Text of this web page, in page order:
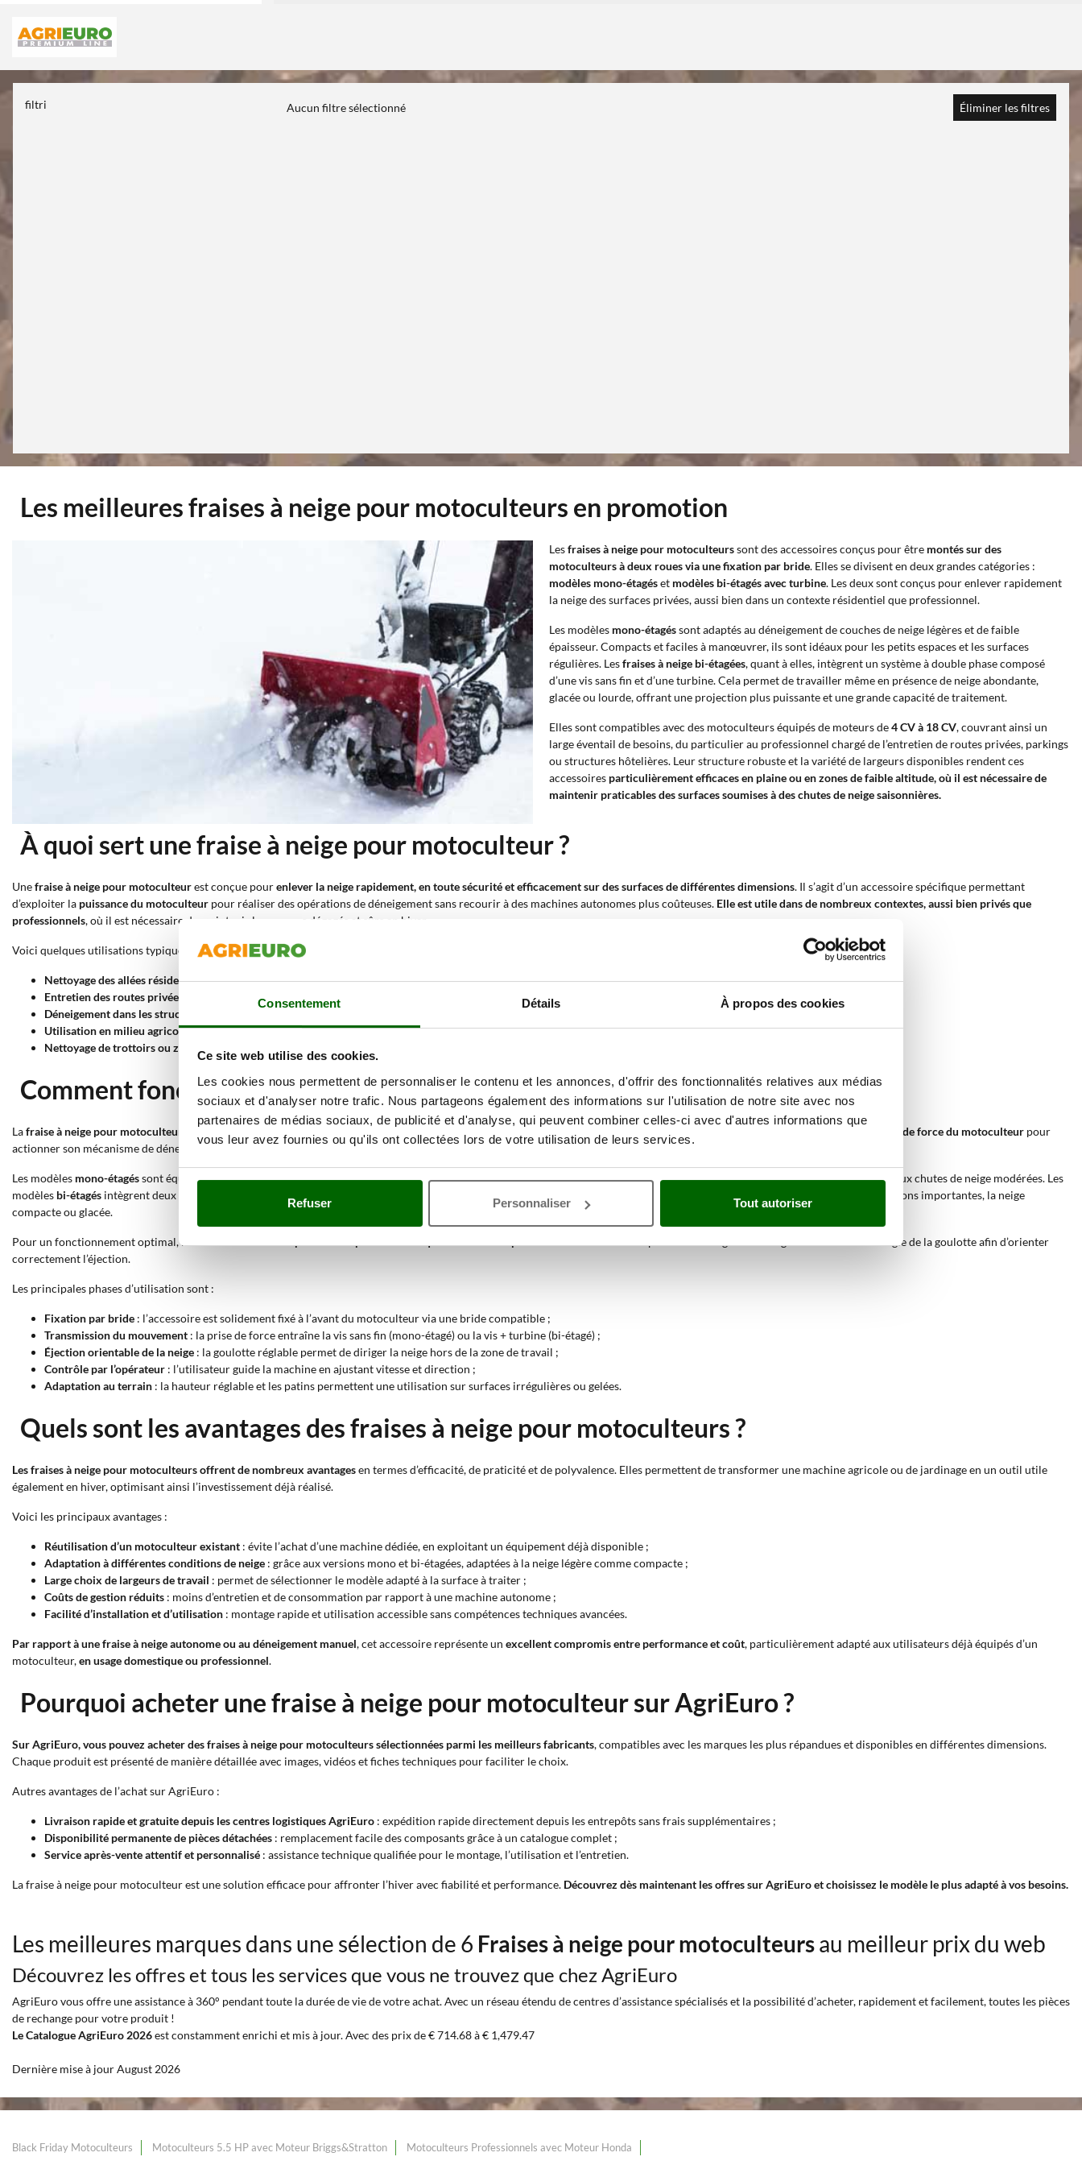
Consentement Détails À propos des cookies
Ce site web utilise des cookies.
Les cookies nous permettent de personnaliser le contenu et les annonces, d'offrir des fonctionnalités relatives aux médias
sociaux et d'analyser notre trafic. Nous partageons également des informations sur l'utilisation de notre site avec nos
partenaires de médias sociaux, de publicité et d'analyse, qui peuvent combiner celles-ci avec d'autres informations que
vous leur avez fournies ou qu'ils ont collectées lors de votre utilisation de leurs services.
Refuser Personnaliser Tout autoriser
filtri Aucun filtre sélectionné Éliminer les filtres
Les meilleures fraises à neige pour motoculteurs en promotion
Lesfraises à neige pour motoculteurssont des accessoires conçus pour être montés sur des
motoculteurs à deux roues via une fixation par bride. Elles se divisent en deux grandes catégories :
modèles mono-étagéset modèles bi-étagés avec turbine. Les deux sont conçus pour enlever rapidement
la neige des surfaces privées, aussi bien dans un contexte résidentiel que professionnel.
Les modèles mono-étagéssont adaptés au déneigement de couches de neige légères et de faible
épaisseur. Compacts et faciles à manœuvrer, ils sont idéaux pour les petits espaces et les surfaces
régulières. Lesfraises à neige bi-étagées, quant à elles, intègrent un système à double phase composé
d’une vis sans fin et d’une turbine. Cela permet de travailler même en présence de neige abondante,
glacée ou lourde, offrant une projection plus puissante et une grande capacité de traitement.
Elles sont compatibles avec des motoculteurs équipés de moteurs de4 CV à 18 CV, couvrant ainsi un
large éventail de besoins, du particulier au professionnel chargé de l’entretien de routes privées, parkings
ou structures hôtelières. Leur structure robuste et la variété de largeurs disponibles rendent ces
accessoires particulièrement efficaces en plaine ou en zones de faible altitude, où il est nécessaire de
maintenir praticables des surfaces soumises à des chutes de neige saisonnières.
À quoi sert une fraise à neige pour motoculteur ?
Unefraise à neige pour motoculteurest conçue pourenlever la neige rapidement, en toute sécurité et efficacement sur des surfaces de différentes dimensions. Il s’agit d’un accessoire spécifique permettant
d’exploiter la puissance du motoculteur pour réaliser des opérations de déneigement sans recourir à des machines autonomes plus coûteuses. Elle est utile dans de nombreux contextes, aussi bien privés que
professionnels, où il est nécessaire de maintenir les espaces dégagés et sûrs en hiver.
Voici quelques utilisations typiques :
Nettoyage des allées résidentielles: permet de dégager rapidement l’accès aux habitations même en cas de fortes chutes de neige, sans effort manuel excessif ;
Entretien des routes privées et cours d’immeubles
: utile pour les gestionnaires et les professionnels assurant la praticabilité des accès ;
Déneigement dans les structures hôtelières ou agritouristiques
Utilisation en milieu agricole: permet de garder accessibles les chemins entre bâtiments, étables et zones de stockage ;
Nettoyage de trottoirs ou zones publiques dans les petites communes
Comment fonctionne une fraise à neige pour motoculteur ?
Lafraise à neige pour motoculteur se monte à l’avant de la machine via un système de fixation par bride spécifique à chaque marque et modèle. Une fois installée, elle utilise la prise de force du motoculteur pour
actionner son mécanisme de déneigement. Selon la configuration, elle peut êtremono-étagéeou bi-étagée
Les modèles mono-étagéssont équipés d’une vis sans fin qui collecte et projette directement la neige via la goulotte d’éjection. Ils sont plus légers et adaptés aux surfaces planes et aux chutes de neige modérées. Les
modèles bi-étagés intègrent deux phases : la vis sans fin qui broie et canalise la neige, puis la turbine qui l’expulse à grande vitesse. Cette configuration est idéale pour les accumulations importantes, la neige
compacte ou glacée.
Pour un fonctionnement optimal,
. L’opérateur doit également régler la direction et l’angle de la goulotte afin d’orienter
correctement l’éjection.
Les principales phases d’utilisation sont :
Fixation par bride : l’accessoire est solidement fixé à l’avant du motoculteur via une bride compatible ;
Transmission du mouvement : la prise de force entraîne la vis sans fin (mono-étagé) ou la vis + turbine (bi-étagé) ;
Éjection orientable de la neige : la goulotte réglable permet de diriger la neige hors de la zone de travail ;
Contrôle par l’opérateur : l’utilisateur guide la machine en ajustant vitesse et direction ;
Adaptation au terrain : la hauteur réglable et les patins permettent une utilisation sur surfaces irrégulières ou gelées.
Quels sont les avantages des fraises à neige pour motoculteurs ?
Les fraises à neige pour motoculteurs offrent de nombreux avantagesen termes d’efficacité, de praticité et de polyvalence. Elles permettent de transformer une machine agricole ou de jardinage en un outil utile
également en hiver, optimisant ainsi l’investissement déjà réalisé.
Voici les principaux avantages :
Réutilisation d’un motoculteur existant : évite l’achat d’une machine dédiée, en exploitant un équipement déjà disponible ;
Adaptation à différentes conditions de neige : grâce aux versions mono et bi-étagées, adaptées à la neige légère comme compacte ;
Large choix de largeurs de travail : permet de sélectionner le modèle adapté à la surface à traiter ;
Coûts de gestion réduits : moins d’entretien et de consommation par rapport à une machine autonome ;
Facilité d’installation et d’utilisation : montage rapide et utilisation accessible sans compétences techniques avancées.
Par rapport à une fraise à neige autonome ou au déneigement manuel, cet accessoire représente un excellent compromis entre performance et coût, particulièrement adapté aux utilisateurs déjà équipés d’un
motoculteur,en usage domestique ou professionnel.
Pourquoi acheter une fraise à neige pour motoculteur sur AgriEuro ?
Sur AgriEuro, vous pouvez acheter des fraises à neige pour motoculteurs sélectionnées parmi les meilleurs fabricants, compatibles avec les marques les plus répandues et disponibles en différentes dimensions.
Chaque produit est présenté de manière détaillée avec images, vidéos et fiches techniques pour faciliter le choix.
Autres avantages de l’achat sur AgriEuro :
Livraison rapide et gratuite depuis les centres logistiques AgriEuro : expédition rapide directement depuis les entrepôts sans frais supplémentaires ;
Disponibilité permanente de pièces détachées : remplacement facile des composants grâce à un catalogue complet ;
Service après-vente attentif et personnalisé : assistance technique qualifiée pour le montage, l’utilisation et l’entretien.
La fraise à neige pour motoculteur est une solution efficace pour affronter l’hiver avec fiabilité et performance. Découvrez dès maintenant les offres sur AgriEuro et choisissez le modèle le plus adapté à vos besoins.
Les meilleures marques dans une sélection de 6 Fraises à neige pour motoculteursau meilleur prix du web
Découvrez les offres et tous les services que vous ne trouvez que chez AgriEuro
AgriEuro vous offre une assistance à 360° pendant toute la durée de vie de votre achat. Avec un réseau étendu de centres d’assistance spécialisés et la possibilité d’acheter, rapidement et facilement, toutes les pièces
de rechange pour votre produit !
Le Catalogue AgriEuro 2026est constamment enrichi et mis à jour. Avec des prix de € 714.68 à € 1,479.47
Dernière mise à jour August 2026
Black Friday Motoculteurs Motoculteurs 5.5 HP avec Moteur Briggs&Stratton Motoculteurs Professionnels avec Moteur Honda